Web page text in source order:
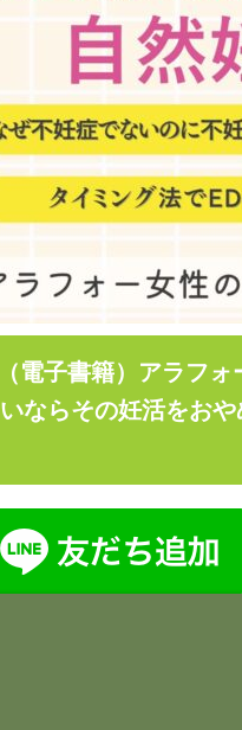
（電子書籍）アラフ
いならその妊活をお